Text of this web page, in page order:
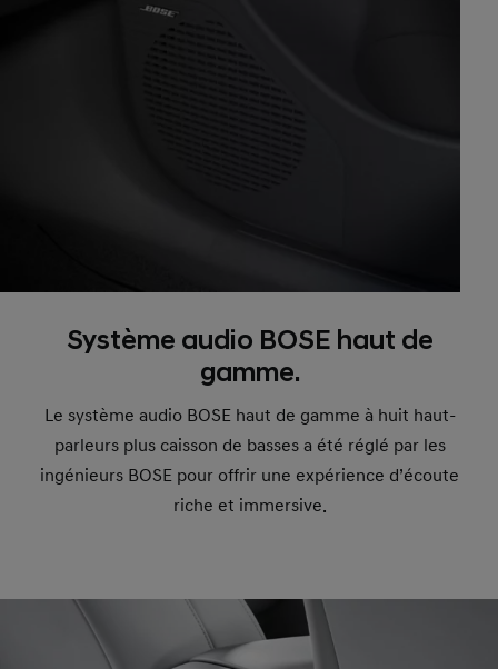
Système audio BOSE haut de
gamme.
Le système audio BOSE haut de gamme à huit haut-
parleurs plus caisson de basses a été réglé par les
ingénieurs BOSE pour offrir une expérience d’écoute
riche et immersive.